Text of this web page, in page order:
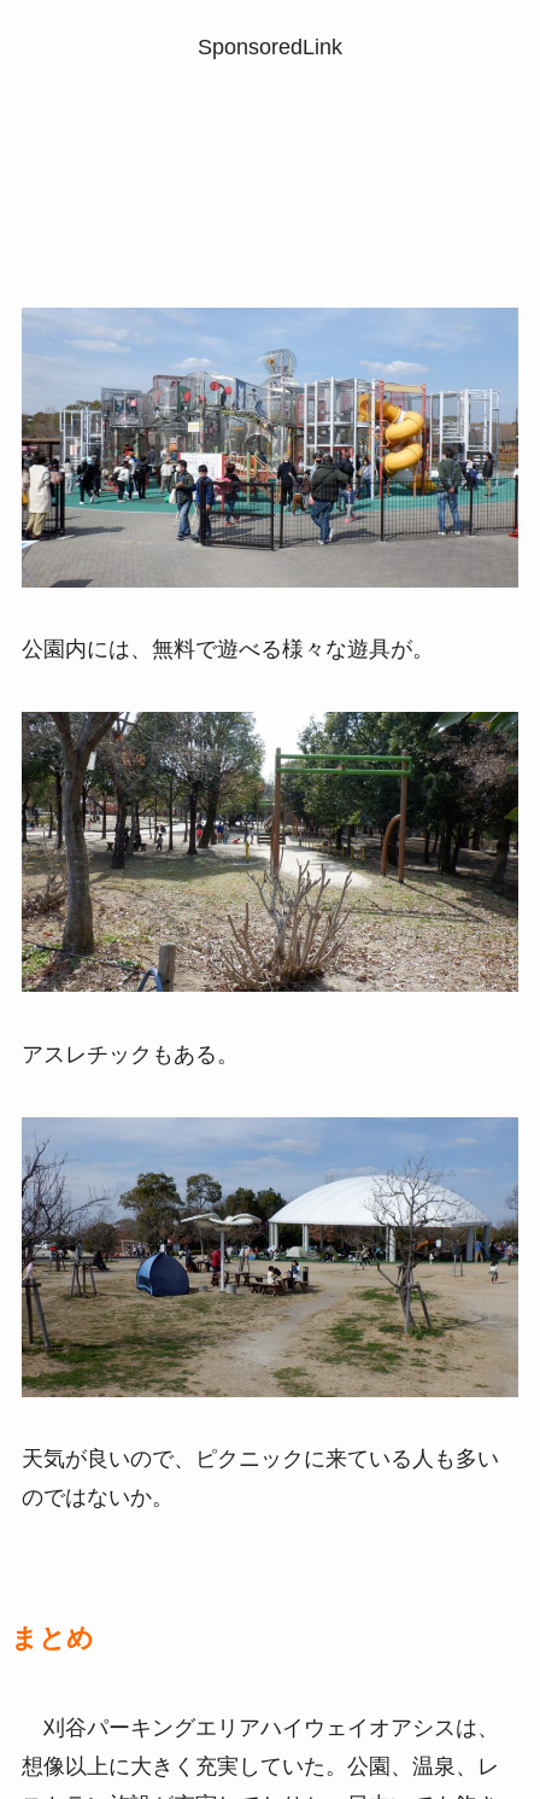
SponsoredLink
公園内には、無料で遊べる様々な遊具が。
アスレチックもある。
天気が良いので、ピクニックに来ている人も多い
のではないか。
まとめ
刈谷パーキングエリアハイウェイオアシスは、
想像以上に大きく充実していた。公園、温泉、レ